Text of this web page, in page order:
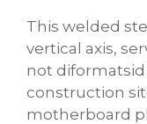
This welded
vertical axis,
not
construction
motherboard